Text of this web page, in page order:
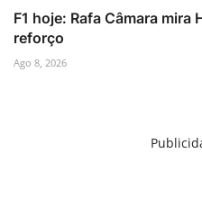
F1 hoje: Rafa Câmara mira
reforço
Ago 8, 2026